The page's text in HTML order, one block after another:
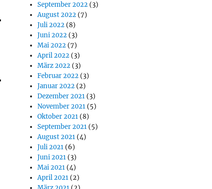
September 2022 (3)
August 2022 (7)
Juli 2022 (8)
Juni 2022 (3)
Mai 2022 (7)
April 2022 (3)
März 2022 (3)
Februar 2022 (3)
Januar 2022 (2)
Dezember 2021 (3)
November 2021 (5)
Oktober 2021 (8)
September 2021 (5)
August 2021 (4)
Juli 2021 (6)
Juni 2021 (3)
Mai 2021 (4)
April 2021 (2)